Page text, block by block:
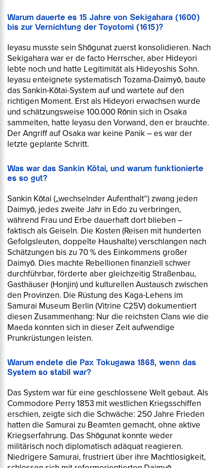
Warum dauerte es 15 Jahre von Sekigahara (1600)
bis zur Vernichtung der Toyotomi (1615)?
Ieyasu musste sein Shōgunat zuerst konsolidieren. Nach
Sekigahara war er de facto Herrscher, aber Hideyori
lebte noch und hatte Legitimität als Hideyoshis Sohn.
Ieyasu enteignete systematisch Tozama-Daimyō, baute
das Sankin-Kōtai-System auf und wartete auf den
richtigen Moment. Erst als Hideyori erwachsen wurde
und schätzungsweise 100.000 Rōnin sich in Osaka
sammelten, hatte Ieyasu den Vorwand, den er brauchte.
Der Angriff auf Osaka war keine Panik – es war der
letzte geplante Schritt.
Was war das Sankin Kōtai, und warum funktionierte
es so gut?
Sankin Kōtai („wechselnder Aufenthalt“) zwang jeden
Daimyō, jedes zweite Jahr in Edo zu verbringen,
während Frau und Erbe dauerhaft dort blieben –
faktisch als Geiseln. Die Kosten (Reisen mit hunderten
Gefolgsleuten, doppelte Haushalte) verschlangen nach
Schätzungen bis zu 70 % des Einkommens großer
Daimyō. Dies machte Rebellionen finanziell schwer
durchführbar, förderte aber gleichzeitig Straßenbau,
Gasthäuser (Honjin) und kulturellen Austausch zwischen
den Provinzen. Die Rüstung des Kaga-Lehens im
Samurai Museum Berlin (Vitrine C25V) dokumentiert
diesen Zusammenhang: Nur die reichsten Clans wie die
Maeda konnten sich in dieser Zeit aufwendige
Prunkrüstungen leisten.
Warum endete die Pax Tokugawa 1868, wenn das
System so stabil war?
Das System war für eine geschlossene Welt gebaut. Als
Commodore Perry 1853 mit westlichen Kriegsschiffen
erschien, zeigte sich die Schwäche: 250 Jahre Frieden
hatten die Samurai zu Beamten gemacht, ohne aktive
Kriegserfahrung. Das Shōgunat konnte weder
militärisch noch diplomatisch adäquat reagieren.
Niedrigere Samurai, frustriert über ihre Machtlosigkeit,